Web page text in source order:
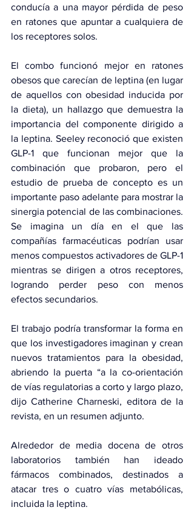
conducía a una mayor pérdida de peso
en ratones que apuntar a cualquiera de
los receptores solos.
El combo funcionó mejor en ratones
obesos que carecían de leptina (en lugar
de aquellos con obesidad inducida por
la dieta), un hallazgo que demuestra la
importancia del componente dirigido a
la leptina. Seeley reconoció que existen
GLP-1 que funcionan mejor que la
combinación que probaron, pero el
estudio de prueba de concepto es un
importante paso adelante para mostrar la
sinergia potencial de las combinaciones.
Se imagina un día en el que las
compañías farmacéuticas podrían usar
menos compuestos activadores de GLP-1
mientras se dirigen a otros receptores,
logrando perder peso con menos
efectos secundarios.
El trabajo podría transformar la forma en
que los investigadores imaginan y crean
nuevos tratamientos para la obesidad,
abriendo la puerta “a la co-orientación
de vías regulatorias a corto y largo plazo,
dijo Catherine Charneski, editora de la
revista, en un resumen adjunto.
Alrededor de media docena de otros
laboratorios también han ideado
fármacos combinados, destinados a
atacar tres o cuatro vías metabólicas,
incluida la leptina.